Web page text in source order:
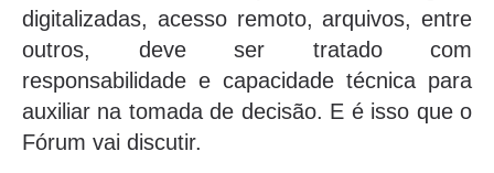
digitalizadas, acesso remoto, arquivos, entre
outros, deve ser tratado com
responsabilidade e capacidade técnica para
auxiliar na tomada de decisão. E é isso que o
Fórum vai discutir.